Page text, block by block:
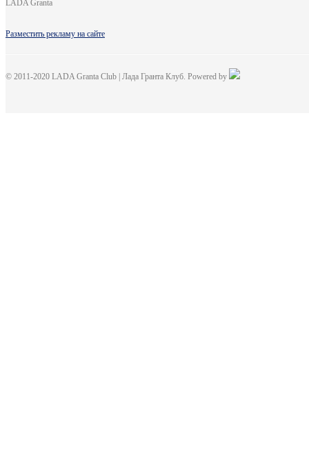
LADA Granta
Разместить рекламу на сайте
© 2011-2020 LADA Granta Club | Лада Гранта Клуб. Powered by